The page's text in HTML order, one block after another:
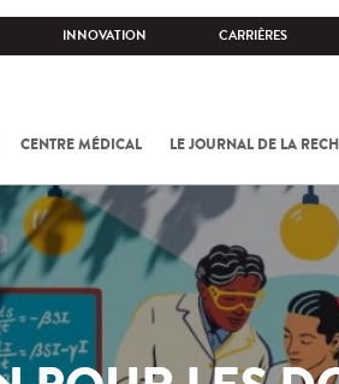
INNOVATION CARRIÈRES
CENTRE MÉDICAL LE JOURNAL DE LA